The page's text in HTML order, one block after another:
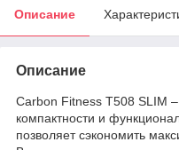
Описание
Описание
Carbon Fitness T508 SLIM
компактности и
позволяет сэкономить